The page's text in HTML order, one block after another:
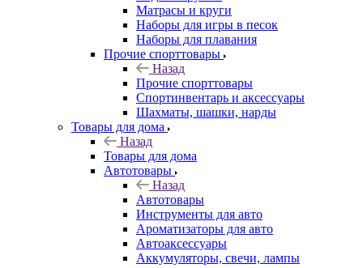
Матрасы и круги
Наборы для игры в песок
Наборы для плавания
Прочие спорттовары
Назад
Прочие спорттовары
Спортинвентарь и аксессуары
Шахматы, шашки, нарды
Товары для дома
Назад
Товары для дома
Автотовары
Назад
Автотовары
Инструменты для авто
Ароматизаторы для авто
Автоаксессуары
Аккумуляторы, свечи, лампы